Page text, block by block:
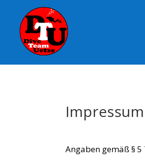
Impressum
Angaben gemäß § 5